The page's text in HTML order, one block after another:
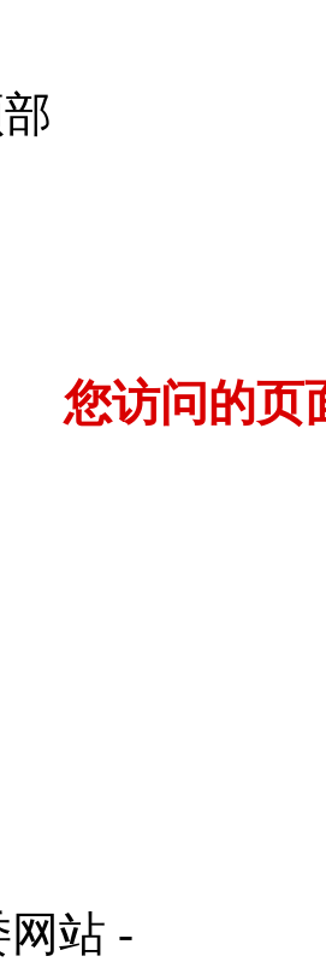
您访问的页
站 -